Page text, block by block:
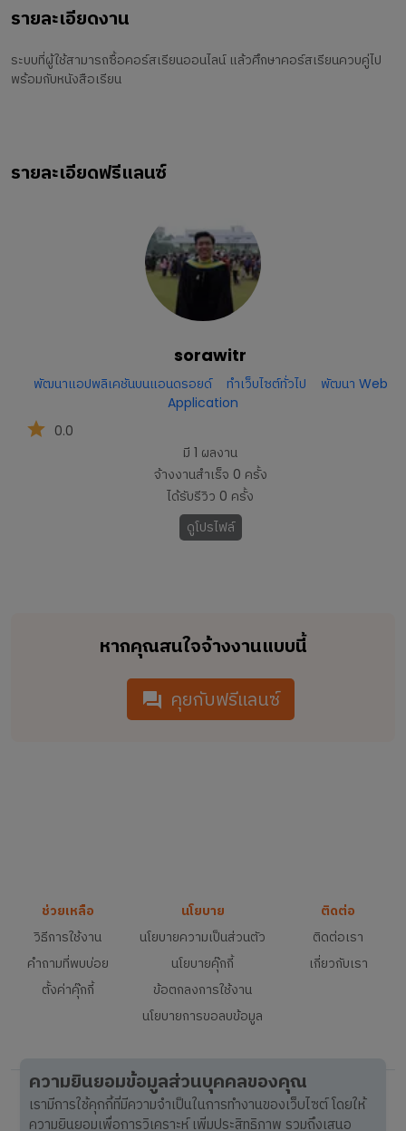
รายละเอียดงาน
ระบบที่ผู้ใช้สามารถซื้อคอร์สเรียนออนไลน์ แล้วศึกษาคอร์สเรียนควบคู่ไป
พร้อมกับหนังสือเรียน
รายละเอียดฟรีแลนซ์
sorawitr
พัฒนาแอปพลิเคชันบนแอนดรอยด์ ทำเว็บไซต์ทั่วไป
พัฒนา Web
Application
0.0
มี 1 ผลงาน
จ้างงานสำเร็จ 0 ครั้ง
ได้รับรีวิว 0 ครั้ง
ดูโปรไฟล์
หากคุณสนใจจ้างงานแบบนี้
คุยกับฟรีแลนซ์
ช่วยเหลือ
วิธีการใช้งาน
คำถามที่พบบ่อย
ตั้งค่าคุ๊กกี้
นโยบาย
นโยบายความเป็นส่วนตัว
นโยบายคุ๊กกี้
ข้อตกลงการใช้งาน
นโยบายการขอลบข้อมูล
ติดต่อ
ติดต่อเรา
เกี่ยวกับเรา
ความยินยอมข้อมูลส่วนบุคคลของคุณ
เรามีการใช้คุกกี้ที่มีความจำเป็นในการทำงานของเว็บไซต์ โดยให้
ความยินยอมเพื่อการวิเคราะห์ เพิ่มประสิทธิภาพ รวมถึงเสนอ